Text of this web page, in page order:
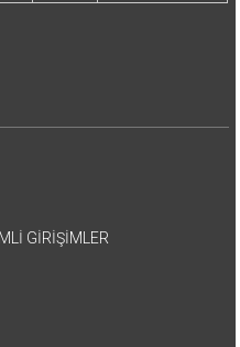
GİRİŞİMLER